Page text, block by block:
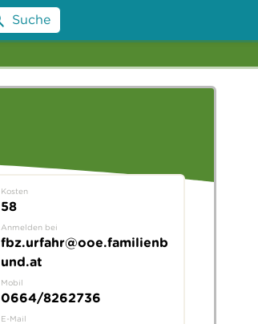
Suche
Kosten
58
Anmelden bei
fbz.urfahr@ooe.familienb
und.at
Mobil
0664/8262736
E-Mail